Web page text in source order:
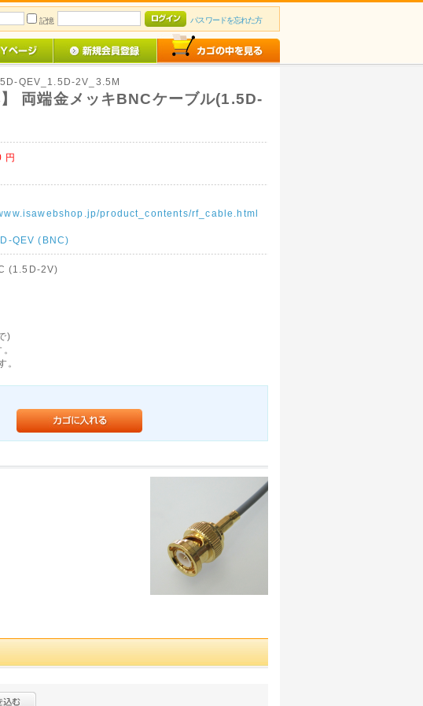
記憶
パスワードを忘れた方
QEV_1.5D-2V_3.5M
】 両端金メッキBNCケーブル(1.5D-
円
product_contents/rf_cable.html
QEV (BNC)
(1.5D-2V)
)
。